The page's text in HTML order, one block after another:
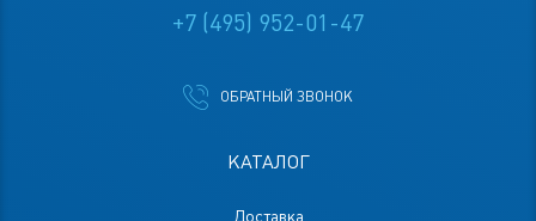
КАТАЛОГ
Доставка
+7 (495) 952-01-47
ОБРАТНЫЙ ЗВОНОК